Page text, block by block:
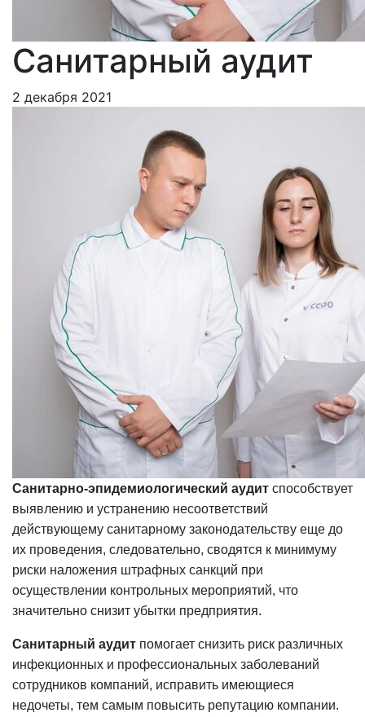
Санитарный аудит
2 декабря 2021
Санитарно-эпидемиологический аудит способствует
выявлению и устранению несоответствий
действующему санитарному законодательству еще до
их проведения, следовательно, сводятся к минимуму
риски наложения штрафных санкций при
осуществлении контрольных мероприятий, что
значительно снизит убытки предприятия.
Санитарный аудит помогает снизить риск различных
инфекционных и профессиональных заболеваний
сотрудников компаний, исправить имеющиеся
недочеты, тем самым повысить репутацию компании.